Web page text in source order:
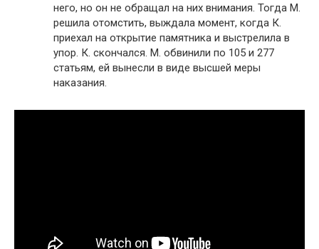
него, но он не обращал на них внимания. Тогда М.
решила отомстить, выждала момент, когда К.
приехал на открытие памятника и выстрелила в
упор. К. скончался. М. обвинили по 105 и 277
статьям, ей вынесли в виде высшей меры
наказания.